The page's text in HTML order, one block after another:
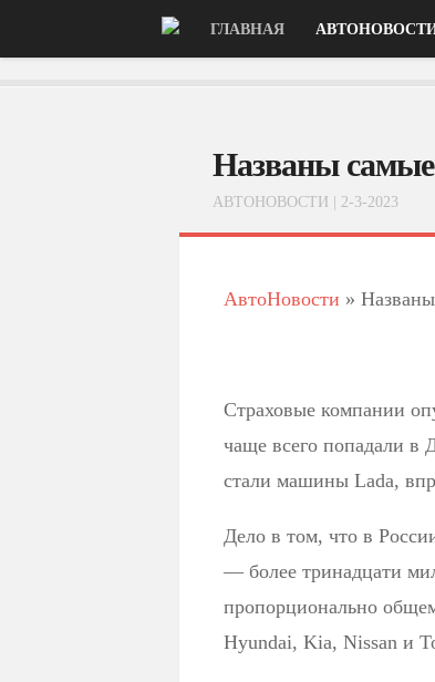
ГЛАВНАЯ
Названы
АВТОНОВОСТИ | 2-3-2023
АвтоНовости »
Страховые компании
чаще всего попадали
стали машины Lada,
Дело в том, что в
— более тринадцати
пропорционально
Hyundai, Kia, Nissan и